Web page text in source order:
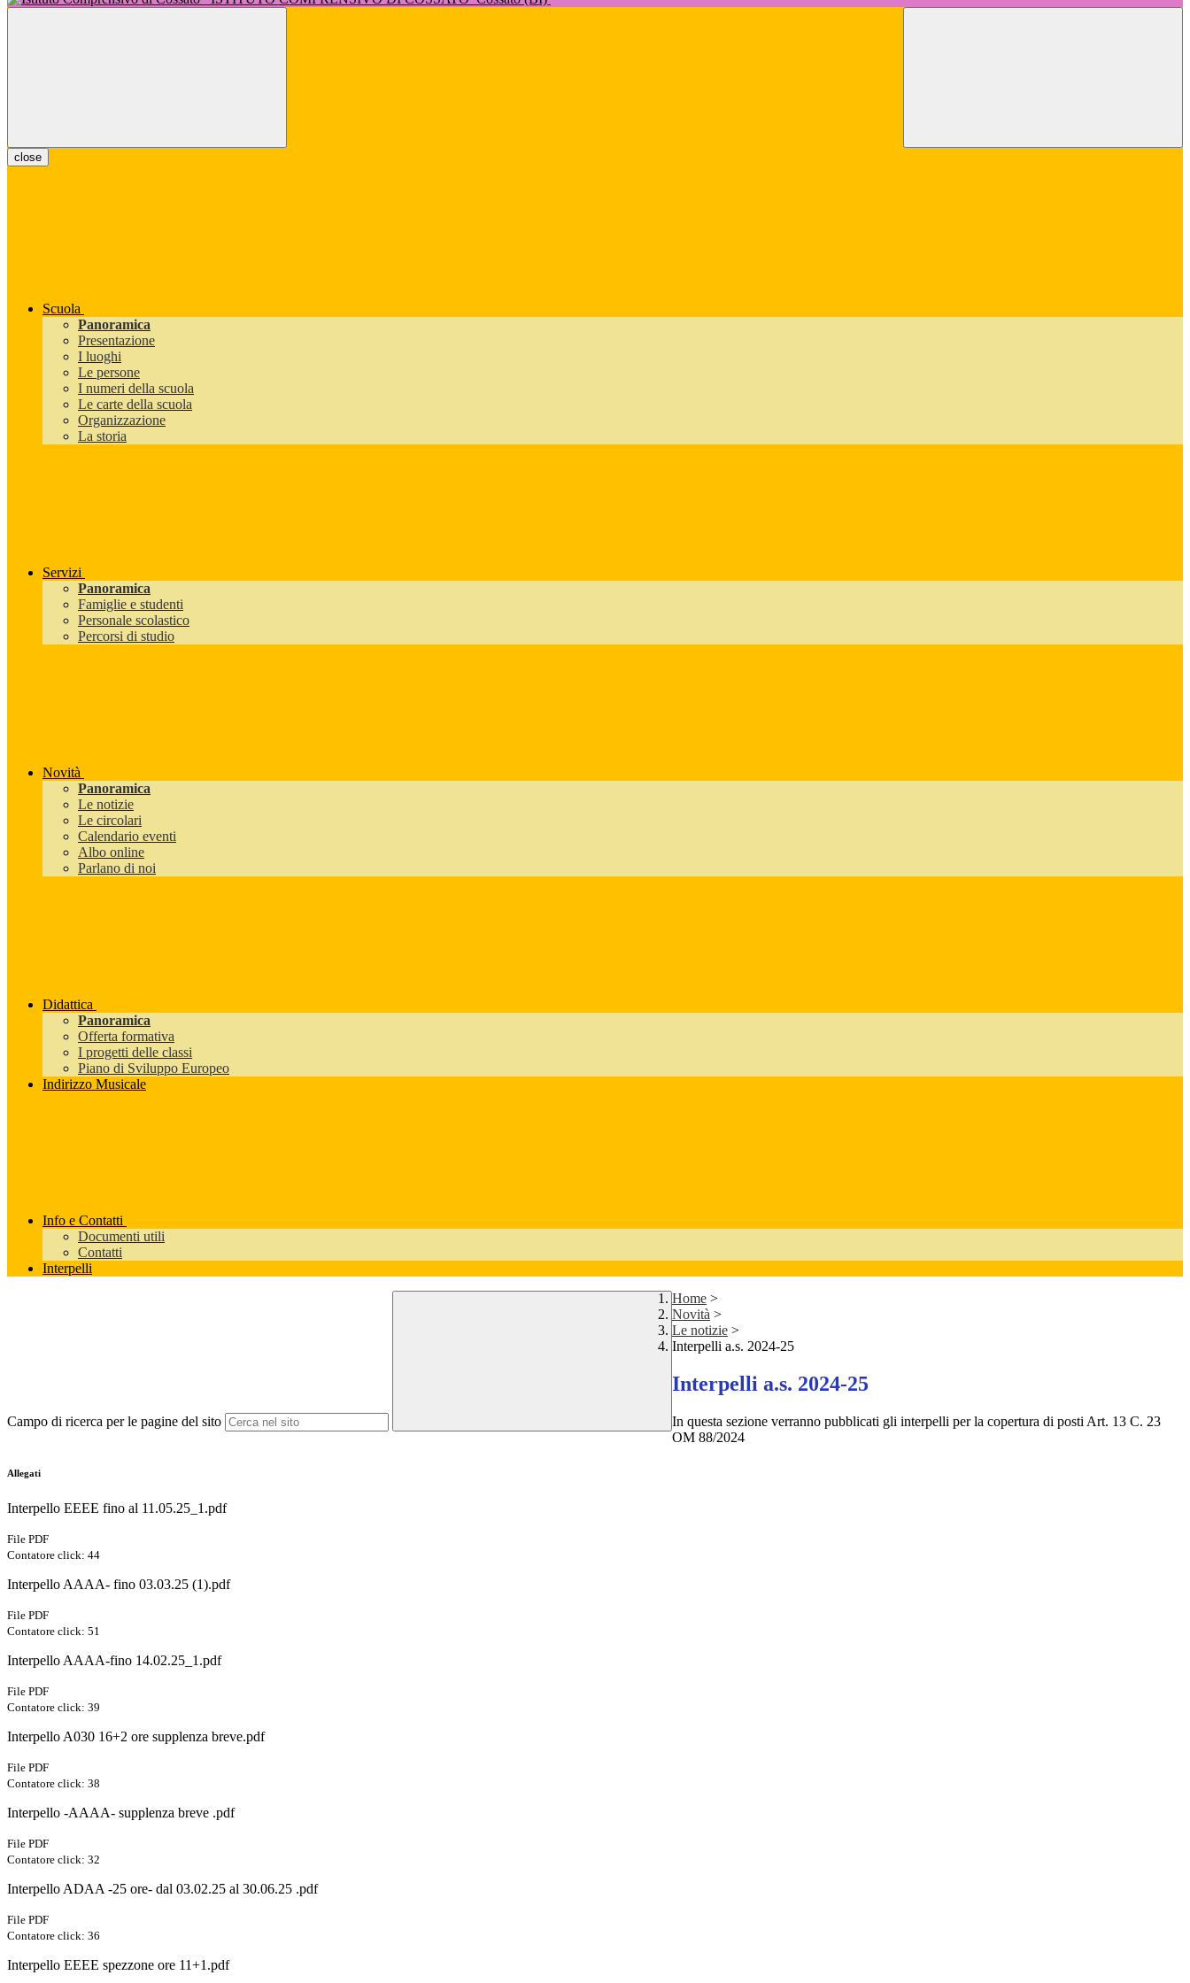
close
Scuola
Panoramica
Presentazione
I luoghi
Le persone
I numeri della scuola
Le carte della scuola
Organizzazione
La storia
Servizi
Panoramica
Famiglie e studenti
Personale scolastico
Percorsi di studio
Novità
Panoramica
Le notizie
Le circolari
Calendario eventi
Albo online
Parlano di noi
Didattica
Panoramica
Offerta formativa
I progetti delle classi
Piano di Sviluppo Europeo
Indirizzo Musicale
Info e Contatti
Documenti utili
Contatti
Interpelli
Campo di ricerca per le pagine del sito
Home >
Novità >
Le notizie >
Interpelli a.s. 2024-25
Interpelli a.s. 2024-25
In questa sezione verranno pubblicati gli interpelli per la copertura di posti Art. 13 C. 23
OM 88/2024
Allegati
Interpello EEEE fino al 11.05.25_1.pdf
File PDF
Contatore click: 44
Interpello AAAA- fino 03.03.25 (1).pdf
File PDF
Contatore click: 51
Interpello AAAA-fino 14.02.25_1.pdf
File PDF
Contatore click: 39
Interpello A030 16+2 ore supplenza breve.pdf
File PDF
Contatore click: 38
Interpello -AAAA- supplenza breve .pdf
File PDF
Contatore click: 32
Interpello ADAA -25 ore- dal 03.02.25 al 30.06.25 .pdf
File PDF
Contatore click: 36
Interpello EEEE spezzone ore 11+1.pdf